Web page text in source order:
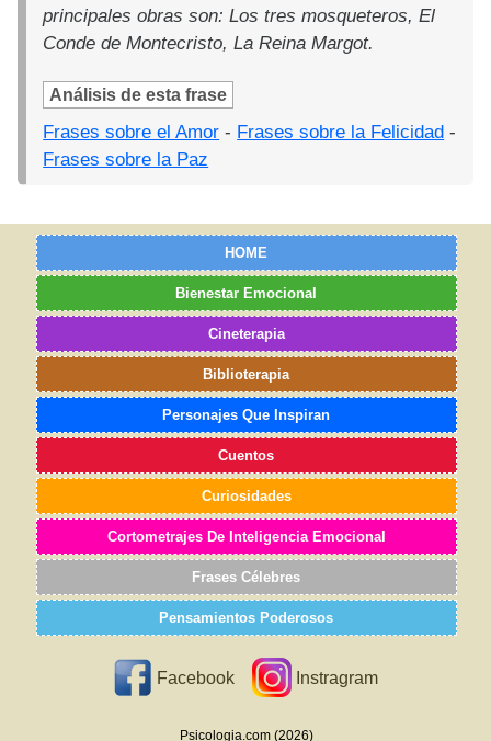
principales obras son: Los tres mosqueteros, El
Conde de Montecristo, La Reina Margot.
Análisis de esta frase
Frases sobre el Amor - Frases sobre la Felicidad -
Frases sobre la Paz
HOME
Bienestar Emocional
Cineterapia
Biblioterapia
Personajes Que Inspiran
Cuentos
Curiosidades
Cortometrajes De Inteligencia Emocional
Frases Célebres
Pensamientos Poderosos
Facebook Instragram
Psicologia.com (2026)